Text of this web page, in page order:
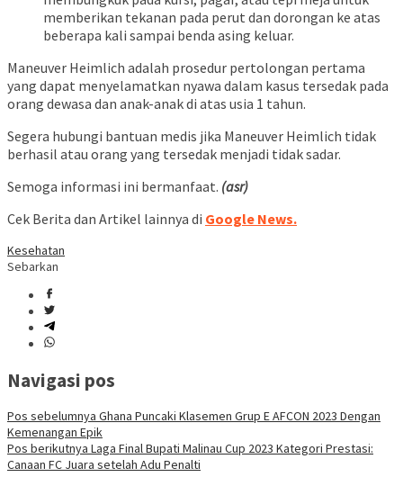
memberikan tekanan pada perut dan dorongan ke atas
beberapa kali sampai benda asing keluar.
Maneuver Heimlich adalah prosedur pertolongan pertama
yang dapat menyelamatkan nyawa dalam kasus tersedak pada
orang dewasa dan anak-anak di atas usia 1 tahun.
Segera hubungi bantuan medis jika Maneuver Heimlich tidak
berhasil atau orang yang tersedak menjadi tidak sadar.
Semoga informasi ini bermanfaat. (asr)
Cek Berita dan Artikel lainnya di Google News.
Kesehatan
Sebarkan
Navigasi pos
Pos sebelumnya Ghana Puncaki Klasemen Grup E AFCON 2023 Dengan
Kemenangan Epik
Pos berikutnya Laga Final Bupati Malinau Cup 2023 Kategori Prestasi:
Canaan FC Juara setelah Adu Penalti